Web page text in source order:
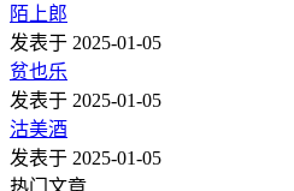
陌上郎
发表于 2025-01-05
贫也乐
发表于 2025-01-05
沽美酒
发表于 2025-01-05